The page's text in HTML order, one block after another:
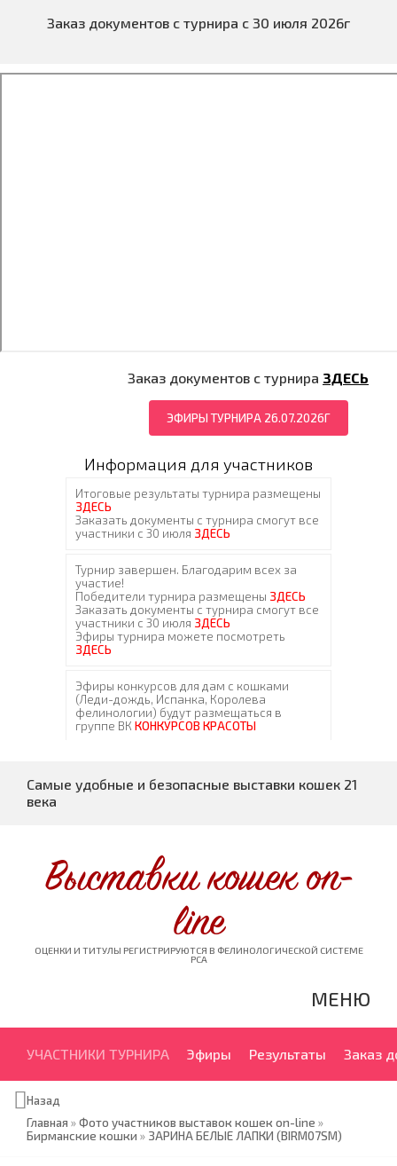
Заказ документов с турнира с 30 июля 2026г
Заказ документов с турнира ЗДЕСЬ
ЭФИРЫ ТУРНИРА 26.07.2026Г
Информация для участников
Самые удобные и безопасные выставки кошек 21
века
Выставки кошек on-
line
ОЦЕНКИ И ТИТУЛЫ РЕГИСТРИРУЮТСЯ В ФЕЛИНОЛОГИЧЕСКОЙ СИСТЕМЕ
PCA
МЕНЮ
УЧАСТНИКИ ТУРНИРА Эфиры Результаты Заказ
Назад
Главная »Фото участников выставок кошек on-line »
Бирманские кошки » ЗАРИНА БЕЛЫЕ ЛАПКИ (BIRM07SM)